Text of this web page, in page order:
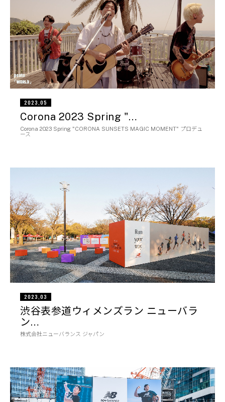
2023,05
Corona 2023 Spring "…
Corona 2023 Spring "CORONA SUNSETS MAGIC MOMENT" プロデュ
ース
2023,03
渋谷表参道ウィメンズラン ニューバラ
ン…
株式会社ニューバランス ジャパン